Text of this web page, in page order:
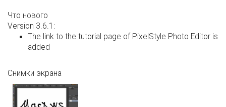
Что нового
Version 3.6.1:
The link to the tutorial page of PixelStyle Photo Editor is
added
Снимки экрана